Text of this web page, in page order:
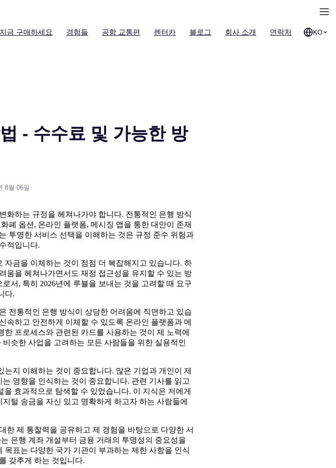
지금 구매하세요 경험들 공항 교통편 렌터카 블로그 회사 소개 연락처 KO
- 수수료 및 가능한 방
8월 06일
화하는 규정을 헤쳐나가야 합니다. 전통적인 은행 방식
폐 옵션, 온라인 플랫폼, 메시징 앱을 통한 대안이 존재
투명한 서비스 선택을 이해하는 것은 규정 준수 위험과
적입니다.
자금을 이체하는 것이 점점 더 복잡해지고 있습니다. 하
움을 헤쳐나가면서도 재정 접근성을 유지할 수 있는 방
서, 특히 2026년에 루블을 보내는 것을 고려할 때 요구
다.
전통적인 은행 방식이 상당한 어려움에 직면하고 있습
속하고 안전하게 이체할 수 있도록 온라인 플랫폼과 메
프로세스와 관련된 카드를 사용하는 것이 제 노력에
슷한 사업을 고려하는 모든 사람들을 위한 실용적인
지 이해하는 것이 중요합니다. 많은 기업과 개인이 제
영향을 인식하는 것이 중요합니다. 관련 기사를 읽고
효과적으로 탐색할 수 있었습니다. 이 지식은 저에게
털 송금을 자신 있고 명확하게 하고자 하는 사람들에
한 제 통찰력을 공유하고 제 경험을 바탕으로 다양한 서
은행 계좌 개설부터 금융 거래의 투명성의 중요성을
표는 다양한 국가 기관이 부과하는 제한 사항을 인식
갖추게 하는 것입니다.